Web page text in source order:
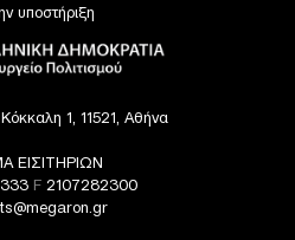
υποστήριξη
1, 11521, Αθήνα
ΕΙΣΙΤΗΡΙΩΝ
F 2107282300